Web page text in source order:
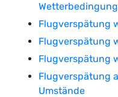
Flugverspätung
Flugverspätung
Flugverspätung
Flugverspätung
Umstände